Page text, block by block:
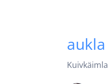
aukla
Kuivkäimla